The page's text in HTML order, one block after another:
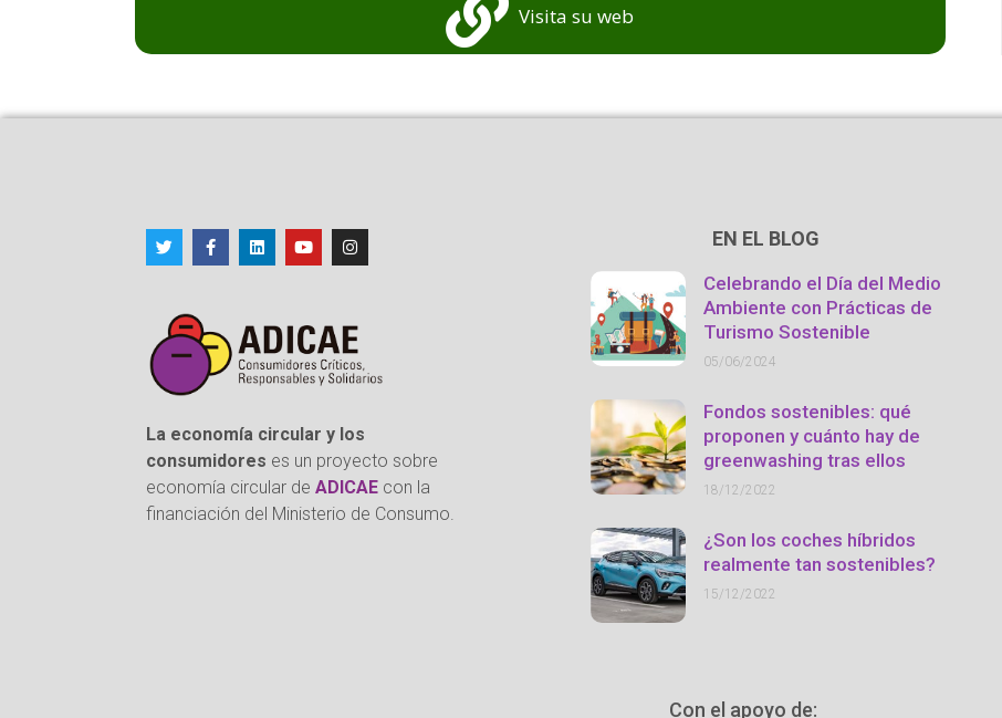
Visita su web
La economía circular y los
consumidores es un proyecto sobre
economía circular de ADICAE con la
financiación del Ministerio de Consumo.
EN EL BLOG
Celebrando el Día del Medio
Ambiente con Prácticas de
Turismo Sostenible
05/06/2024
Fondos sostenibles: qué
proponen y cuánto hay de
greenwashing tras ellos
18/12/2022
¿Son los coches híbridos
realmente tan sostenibles?
15/12/2022
Con el apoyo de: